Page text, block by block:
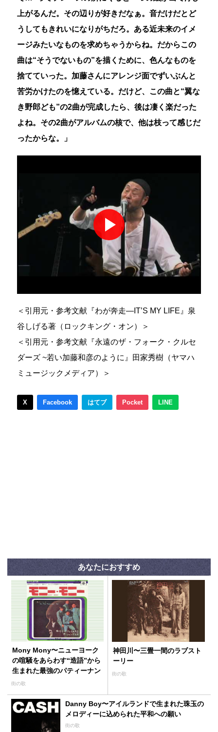
上がるんだ。その辺りが好きだなぁ。音だけだとど
うしてもきれいになりがちだろ。ある近未来のイメ
ージみたいなものを求めちゃうからね。だからこの
曲は“そうでないもの”を描くために、色んなものを
捨てていった。加藤さんにアレンジ面でずいぶんと
苦労かけたのを憶えている。だけど、この曲と“翼な
き野郎ども”の2曲が完成したら、後は凄く楽だった
よね。その2曲がアルバムの核で、他は枝って感じだ
ったからな。」
＜引用元・参考文献『わが奔走—IT’S MY LIFE』泉
谷しげる著（ロックキング・オン）＞
＜引用元・参考文献『永遠のザ・フォーク・クルセ
ダーズ ~若い加藤和彦のように』田家秀樹（ヤマハ
ミュージックメディア）＞
X Facebook はてブ Pocket LINE
あなたにおすすめ
Mony Mony〜ニューヨーク
の喧騒をあらわす“造語”から
生まれた最強のパティーナン
バー
街の歌
神田川〜三畳一間のラブスト
ーリー
街の歌
Danny Boy〜アイルランドで生まれた珠玉の
メロディーに込められた平和への願い
街の歌